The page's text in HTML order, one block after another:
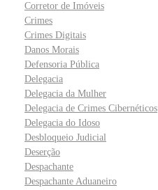
Corretor de Imóveis
Crimes
Crimes Digitais
Danos Morais
Defensoria Pública
Delegacia
Delegacia da Mulher
Delegacia de Crimes Cibernéticos
Delegacia do Idoso
Desbloqueio Judicial
Deserção
Despachante
Despachante Aduaneiro